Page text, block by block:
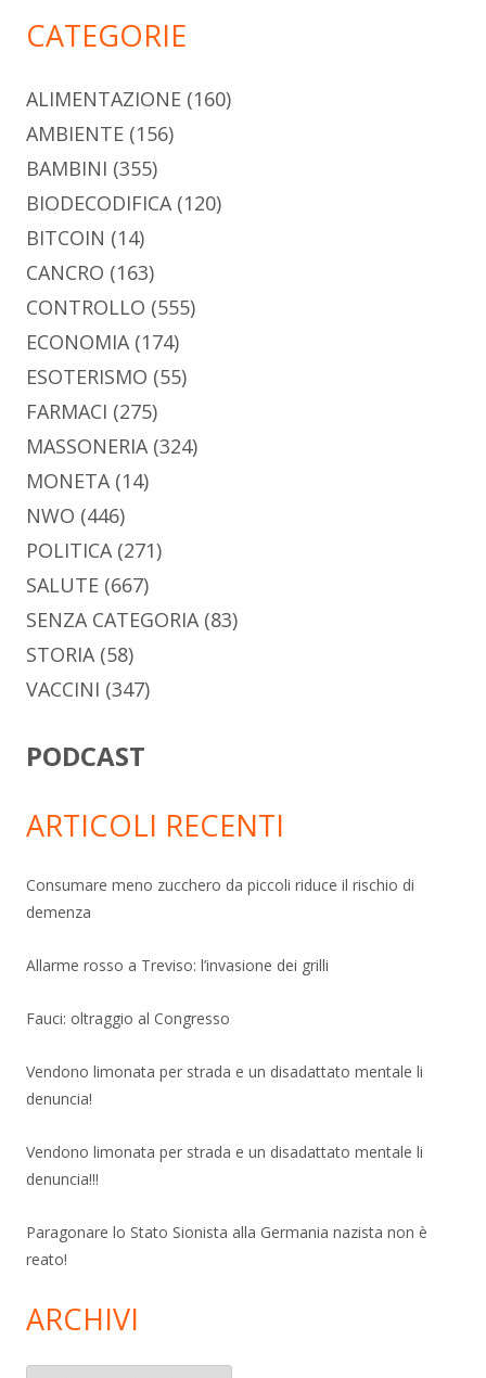
CATEGORIE
ALIMENTAZIONE (160)
AMBIENTE (156)
BAMBINI (355)
BIODECODIFICA(120)
BITCOIN (14)
CANCRO (163)
CONTROLLO (555)
ECONOMIA(174)
ESOTERISMO (55)
FARMACI (275)
MASSONERIA(324)
MONETA(14)
NWO (446)
POLITICA(271)
SALUTE (667)
SENZA CATEGORIA(83)
STORIA(58)
VACCINI (347)
PODCAST
ARTICOLI RECENTI
Consumare meno zucchero da piccoli riduce il rischio di
demenza
Allarme rosso a Treviso: l’invasione dei grilli
Fauci: oltraggio al Congresso
Vendono limonata per strada e un disadattato mentale li
denuncia!
Vendono limonata per strada e un disadattato mentale li
denuncia!!!
Paragonare lo Stato Sionista alla Germania nazista non è
reato!
ARCHIVI